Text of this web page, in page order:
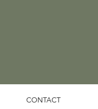
CONTACT